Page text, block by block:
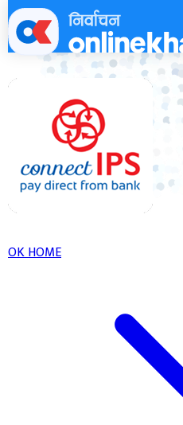
Skip
to
content
OK HOME